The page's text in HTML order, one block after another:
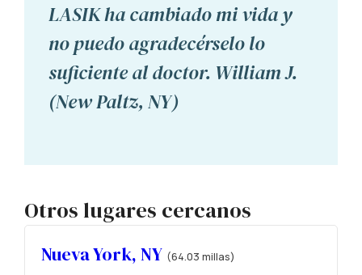
LASIK ha cambiado mi vida y
no puedo agradecérselo lo
suficiente al doctor. William J.
(New Paltz, NY)
Otros lugares cercanos
Nueva York, NY (64.03 millas)